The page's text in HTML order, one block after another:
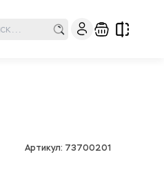
Артикул: 73700201